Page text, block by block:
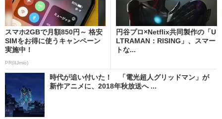
スマホ2GBで月額850円～ 格安
SIMをお得に使うキャンペーン
実施中！
PR(IIJmio)
円谷プロ×Netflix共同製作の「U
LTRAMAN：RISING」、スマー
トな...
時代が追い付いた！ 「電光超人グリッドマン」が
新作アニメに、2018年秋放送へ ...